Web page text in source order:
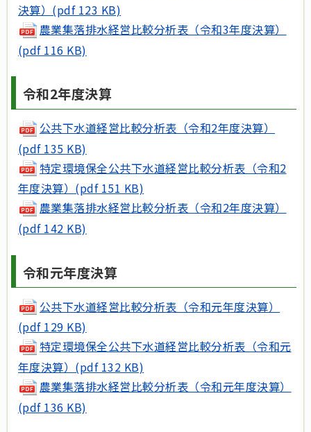
決算）(pdf 123 KB)
農業集落排水経営比較分析表（令和3年度決算）
(pdf 116 KB)
令和2年度決算
公共下水道経営比較分析表（令和2年度決算）
(pdf 135 KB)
特定環境保全公共下水道経営比較分析表（令和2
年度決算）(pdf 151 KB)
農業集落排水経営比較分析表（令和2年度決算）
(pdf 142 KB)
令和元年度決算
公共下水道経営比較分析表（令和元年度決算）
(pdf 129 KB)
特定環境保全公共下水道経営比較分析表（令和元
年度決算）(pdf 132 KB)
農業集落排水経営比較分析表（令和元年度決算）
(pdf 136 KB)